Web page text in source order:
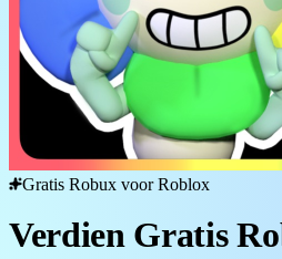
Gratis Robux voor Roblox
Verdien Gratis